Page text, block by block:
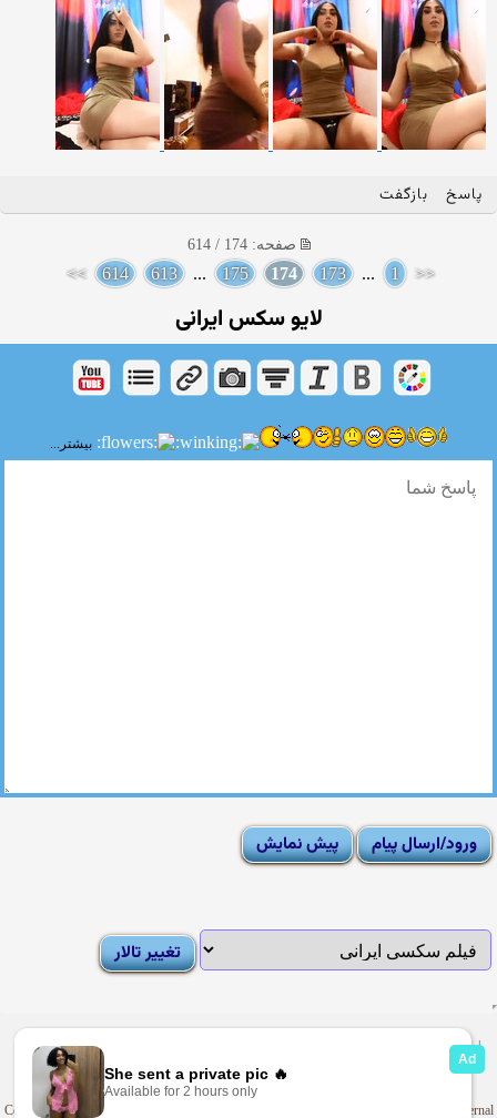
پاسخ بازگفت
صفحه: 174 / 614
<<
1
...
173
174
175
...
613
614
>>
لایو سکس ایرانی
بیشتر...
Moderator List |
Sexy Pictures Archive
Adult Forums
Copyright © 2009-2025 . Looti Forums is not responsible for the content of external